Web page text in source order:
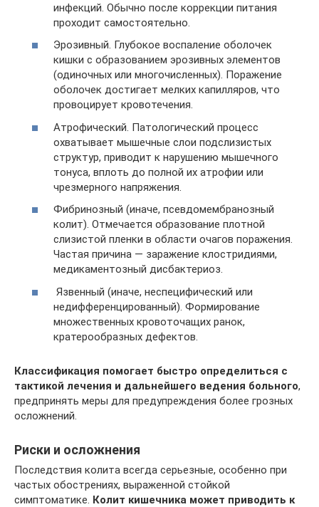
инфекций. Обычно после коррекции питания
проходит самостоятельно.
Эрозивный. Глубокое воспаление оболочек
кишки с образованием эрозивных элементов
(одиночных или многочисленных). Поражение
оболочек достигает мелких капилляров, что
провоцирует кровотечения.
Атрофический. Патологический процесс
охватывает мышечные слои подслизистых
структур, приводит к нарушению мышечного
тонуса, вплоть до полной их атрофии или
чрезмерного напряжения.
Фибринозный (иначе, псевдомембранозный
колит). Отмечается образование плотной
слизистой пленки в области очагов поражения.
Частая причина — заражение клостридиями,
медикаментозный дисбактериоз.
Язвенный (иначе, неспецифический или
недифференцированный). Формирование
множественных кровоточащих ранок,
кратерообразных дефектов.
Классификация помогает быстро определиться с
тактикой лечения и дальнейшего ведения больного,
предпринять меры для предупреждения более грозных
осложнений.
Риски и осложнения
Последствия колита всегда серьезные, особенно при
частых обострениях, выраженной стойкой
симптоматике. Колит кишечника может приводить к